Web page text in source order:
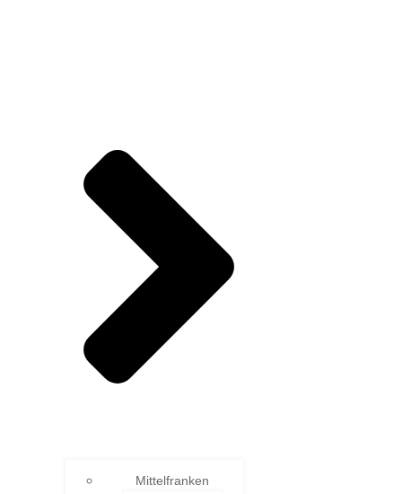
Mittelfranken